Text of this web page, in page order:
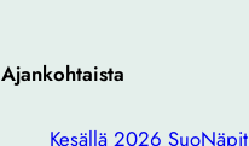
Ajankohtaista
Kesällä 2026